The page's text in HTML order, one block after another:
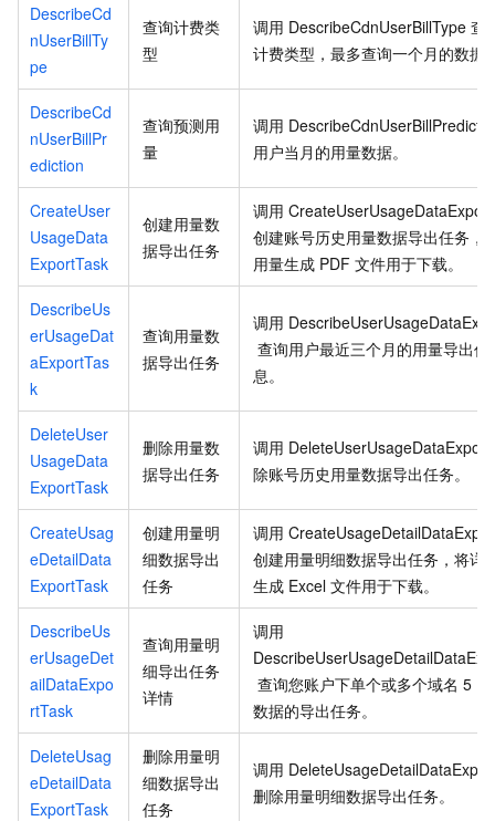
DescribeCd
nUserBillTy
pe
查询计费类
型
调用 DescribeCdnUserBillType 查
计费类型，最多查询一个月的数据
DescribeCd
nUserBillPr
ediction
查询预测用
量
调用
用户当月的用量数据。
CreateUser
UsageData
ExportTask
创建用量数
据导出任务
调用
创建账号历史用量数据导出任务，
用量生成 PDF 文件用于下载。
DescribeUs
erUsageDat
aExportTas
k
查询用量数
据导出任务
调用
查询用户最近三个月的用量导出任
息。
DeleteUser
UsageData
ExportTask
删除用量数
据导出任务
调用
除账号历史用量数据导出任务。
CreateUsag
eDetailData
ExportTask
创建用量明
细数据导出
任务
调用
创建用量明细数据导出任务，将详
生成 Excel 文件用于下载。
DescribeUs
erUsageDet
ailDataExpo
rtTask
查询用量明
细导出任务
详情
调用
查询您账户下单个或多个域名 5
数据的导出任务。
DeleteUsag
eDetailData
ExportTask
删除用量明
细数据导出
任务
调用
删除用量明细数据导出任务。